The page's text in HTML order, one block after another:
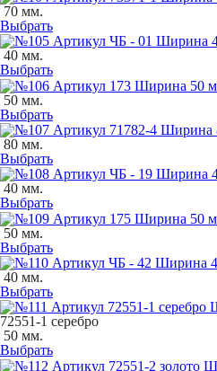
70 мм.
Выбрать
40 мм.
Выбрать
50 мм.
Выбрать
80 мм.
Выбрать
40 мм.
Выбрать
50 мм.
Выбрать
40 мм.
Выбрать
72551-1 серебро
50 мм.
Выбрать